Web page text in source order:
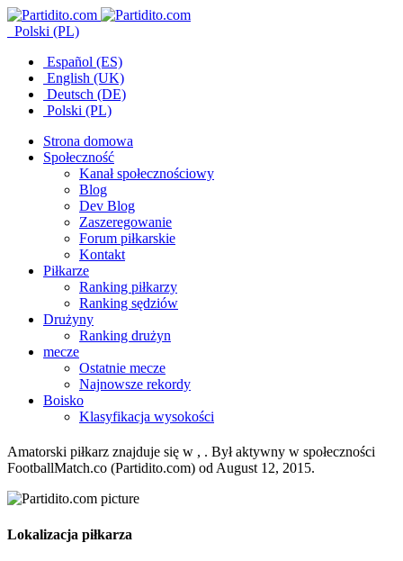
Polski (PL)
Español (ES)
English (UK)
Deutsch (DE)
Polski (PL)
Strona domowa
Społeczność
Kanał społecznościowy
Blog
Dev Blog
Zaszeregowanie
Forum piłkarskie
Kontakt
Piłkarze
Ranking piłkarzy
Ranking sędziów
Drużyny
Ranking drużyn
mecze
Ostatnie mecze
Najnowsze rekordy
Boisko
Klasyfikacja wysokości
Amatorski piłkarz znajduje się w , . Był aktywny w społeczności
FootballMatch.co (Partidito.com) od August 12, 2015.
Lokalizacja piłkarza